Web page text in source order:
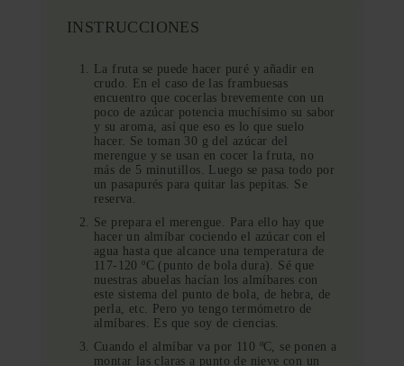
INSTRUCCIONES
La fruta se puede hacer puré y añadir en
crudo. En el caso de las frambuesas
encuentro que cocerlas brevemente con un
poco de azúcar potencia muchísimo su sabor
y su aroma, así que eso es lo que suelo
hacer. Se toman 30 g del azúcar del
merengue y se usan en cocer la fruta, no
más de 5 minutillos. Luego se pasa todo por
un pasapurés para quitar las pepitas. Se
reserva.
Se prepara el merengue. Para ello hay que
hacer un almíbar cociendo el azúcar con el
agua hasta que alcance una temperatura de
117-120 ºC (punto de bola dura). Sé que
nuestras abuelas hacían los almíbares con
este sistema del punto de bola, de hebra, de
perla, etc. Pero yo tengo termómetro de
almíbares. Es que soy de ciencias.
Cuando el almíbar va por 110 ºC, se ponen a
montar las claras a punto de nieve con un